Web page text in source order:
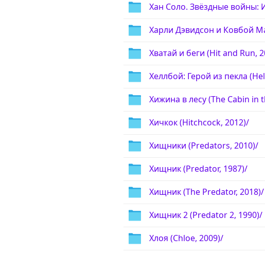
Хан Соло. Звёздные войны:
Харли Дэвидсон и Ковбой
Хватай и беги (Hit and Run,
Хеллбой: Герой из пекла
Хижина в лесу (The Cabin in
Хичкок (Hitchcock, 2012)/
Хищники (Predators, 2010)/
Хищник (Predator, 1987)/
Хищник (The Predator, 2018)/
Хищник 2 (Predator 2, 1990)/
Хлоя (Chloe, 2009)/